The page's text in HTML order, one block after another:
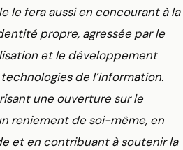
le fera aussi en concourant à la
propre, agressée par le
et le développement
de l’information.
une ouverture sur le
reniement de soi-même, en
et en contribuant à soutenir la